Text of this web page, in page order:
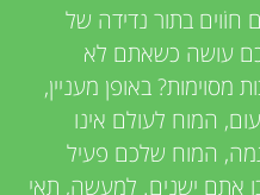
בתור נדידה של
עושה כשאתם לא
מסוימות? באופן מעניין,
המוח לעולם אינו
המוח שלכם פעיל
אתם ישנים. למעשה, תאי